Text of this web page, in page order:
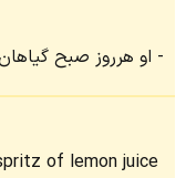
او هرروز صبح
of lemon juice